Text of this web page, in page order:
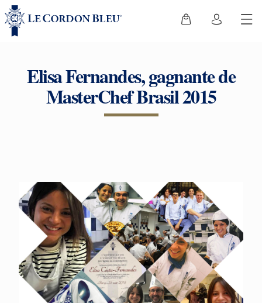
Elisa Fernandes, gagnante de
MasterChef Brasil 2015